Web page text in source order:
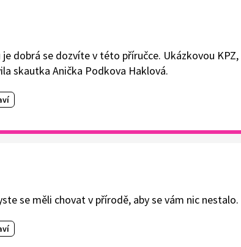
dobrá se dozvíte v této příručce. Ukázkovou
skautka Anička Podkova Haklová.
se měli chovat v přírodě, aby se vám nic nestalo.